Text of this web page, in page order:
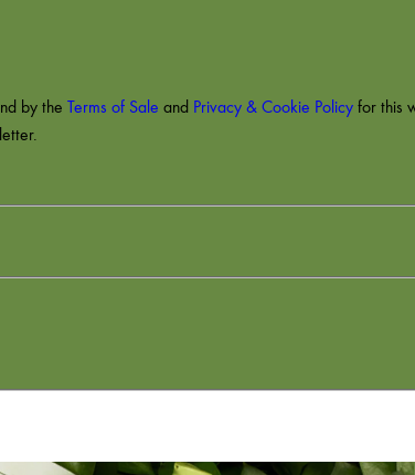
by the Terms of Sale and Privacy & Cookie Policy for this